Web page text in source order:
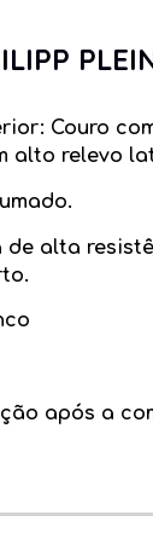
Couro
alto relevo
de alta
após a